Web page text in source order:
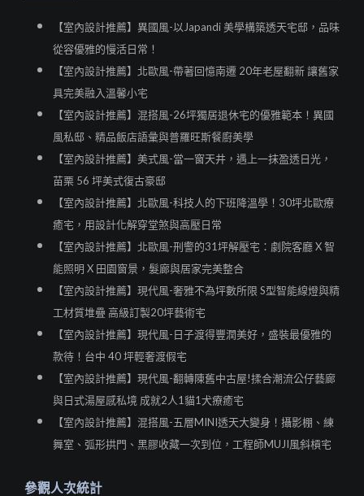
【室內設計推薦】異國風-以Japandi 美學構築透天宅邸，品味
從容優雅的慢活日常！
【室內設計推薦】北歐風-帶著回憶南遷 20年老屋翻新 讓舊家
具完美融入溫馨小宅
【室內設計推薦】混搭風-26坪獨居退休宅的優雅範本！異國
風私邸、精品飯店語彙與普羅旺斯餐廚美學
【室內設計推薦】美式風-當一窗天井，遇上一抹盈透日光，
苗栗 56 坪美式復古豪邸
【室內設計推薦】北歐風-科技人的下班降溫學！30坪北歐療
癒宅，用設計化解穿堂煞與高壓日常
【室內設計推薦】北歐風-刑警的31坪解壓宅：劇院客廳 X 智
能照明 X 田園窗景，髮廊與居家完美整合
【室內設計推薦】現代風-奢雅不為坪數所限 S型智能線燈與精
工材質堆疊 高級訂製20坪藝術宅
【室內設計推薦】現代風-日子渡得豐潤美好，盛裝最優雅的
款待！台中 40 坪輕奢渡假宅
【室內設計推薦】現代風-翻轉陳舊中古屋!揉合潮流公仔藝廊
與日式湯屋感私境 成就2人1貓1犬療癒宅
【室內設計推薦】混搭風-五層MINI透天大變身！攝影棚、練
舞室、弧形拱門、黑膠收藏一次到位，工程師MUJI風斜槓宅
參觀人次統計